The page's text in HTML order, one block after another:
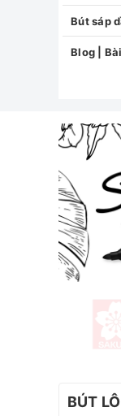
Bút sáp
Blog |
BÚT